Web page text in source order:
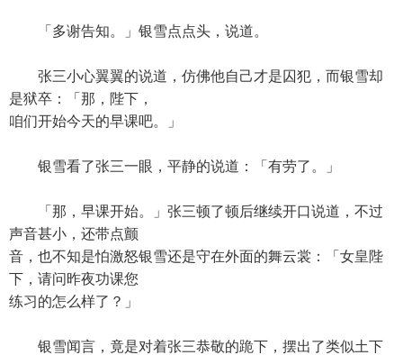
「多谢告知。」银雪点点头，说道。
张三小心翼翼的说道，仿佛他自己才是囚犯，而银雪却
是狱卒：「那，陛下，
咱们开始今天的早课吧。」
银雪看了张三一眼，平静的说道：「有劳了。」
「那，早课开始。」张三顿了顿后继续开口说道，不过
声音甚小，还带点颤
音，也不知是怕激怒银雪还是守在外面的舞云裳：「女皇陛
下，请问昨夜功课您
练习的怎么样了？」
银雪闻言，竟是对着张三恭敬的跪下，摆出了类似土下